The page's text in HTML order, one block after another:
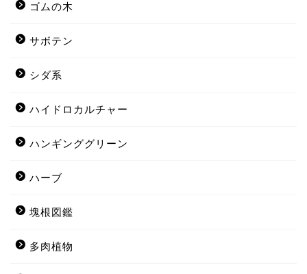
ゴムの木
サボテン
シダ系
ハイドロカルチャー
ハンギンググリーン
ハーブ
塊根図鑑
多肉植物